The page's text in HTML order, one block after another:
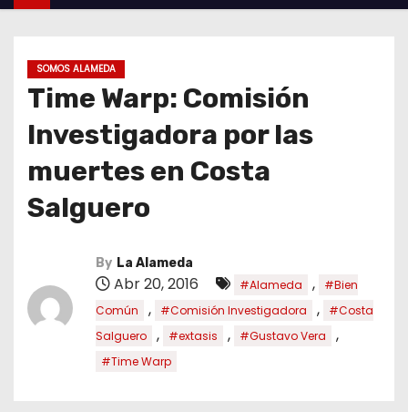
SOMOS ALAMEDA
Time Warp: Comisión
Investigadora por las
muertes en Costa
Salguero
By La Alameda
Abr 20, 2016 #Alameda ,
#Bien
Común
, #Comisión Investigadora ,
#Costa
Salguero
, #extasis , #Gustavo Vera ,
#Time Warp